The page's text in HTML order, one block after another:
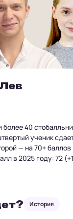
более 40
ученик
— на 70+ баллов
в 2025 году: 72
История